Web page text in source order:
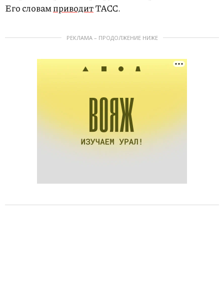
Его словамприводитТАСС.
РЕКЛАМА – ПРОДОЛЖЕНИЕ НИЖЕ